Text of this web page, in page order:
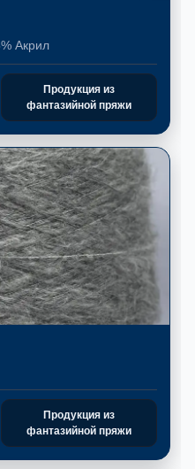
Акрил
Продукция из
фантазийной пряжи
Продукция из
фантазийной пряжи